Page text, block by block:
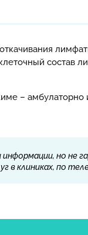
состав
– амбулаторно
но не
в клиниках, по